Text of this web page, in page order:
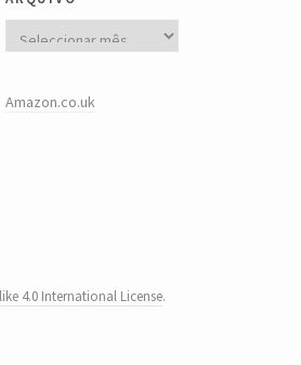
Amazon.co.uk
4.0 International License.